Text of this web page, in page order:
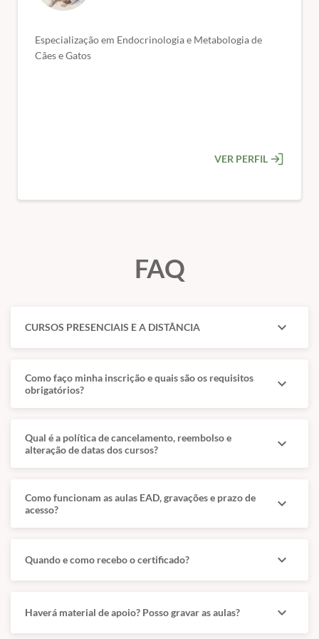
quiser.
Especialização em Endocrinologia e Metabologia de
Cães e Gatos
VER PERFIL
FAQ
CURSOS PRESENCIAIS E A DISTÂNCIA expand_more
Como faço minha inscrição e quais são os requisitos
obrigatórios?
expand_more
Qual é a política de cancelamento, reembolso e
alteração de datas dos cursos?
expand_more
Como funcionam as aulas EAD, gravações e prazo de
acesso?
expand_more
Quando e como recebo o certificado? expand_more
Haverá material de apoio? Posso gravar as aulas? expand_more